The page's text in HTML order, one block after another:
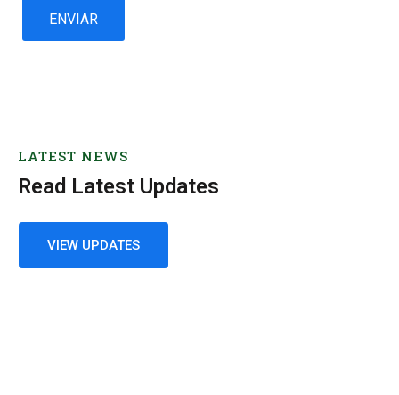
LATEST NEWS
Read Latest Updates
VIEW UPDATES